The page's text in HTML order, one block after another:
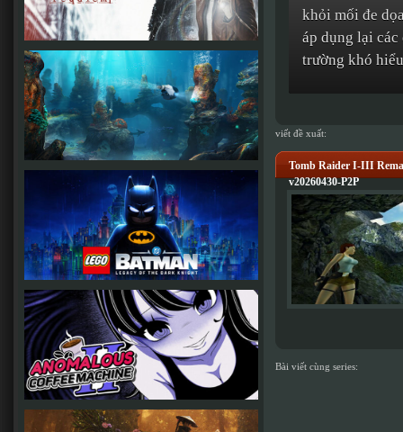
khỏi mối đe
áp dụng lại các
trường khó
viết đề xuất:
Tomb Raider I-III
v20260430-P2P
Bài viết cùng series: